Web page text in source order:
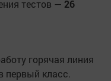
тестов — 26
горячая линия
первый класс.